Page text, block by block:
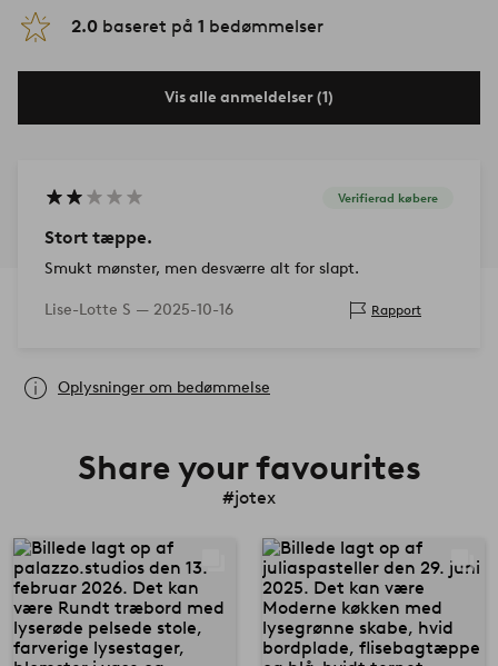
2.0 baseret på 1 bedømmelser
Vis alle anmeldelser (1)
Verifierad købere
Stort tæppe.
Smukt mønster, men desværre alt for slapt.
Lise-Lotte S — 2025-10-16 Rapport
Oplysninger om bedømmelse
Share your favourites
#jotex